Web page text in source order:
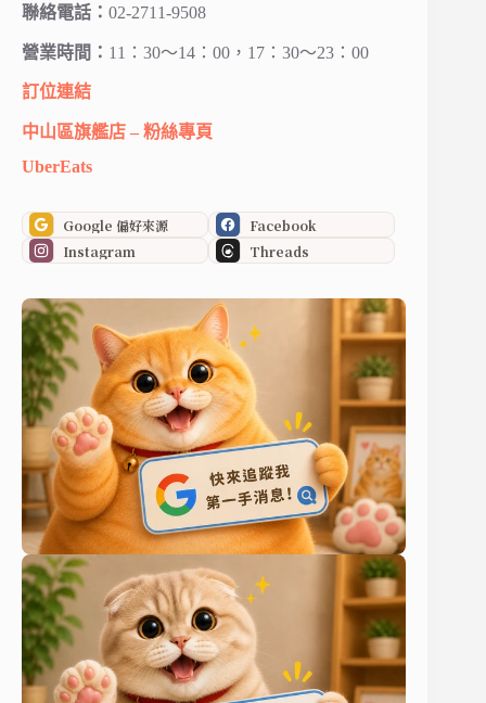
聯絡電話： 02-2711-9508
營業時間： 11：30～14：00，17：30～23：00
訂位連結
中山區旗艦店 – 粉絲專頁
UberEats
Google 偏好來源
Facebook
Instagram
Threads